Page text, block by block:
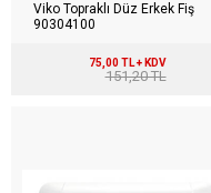
Viko Topraklı Düz Erkek Fiş
90304100
75,00 TL + KDV
151,20 TL